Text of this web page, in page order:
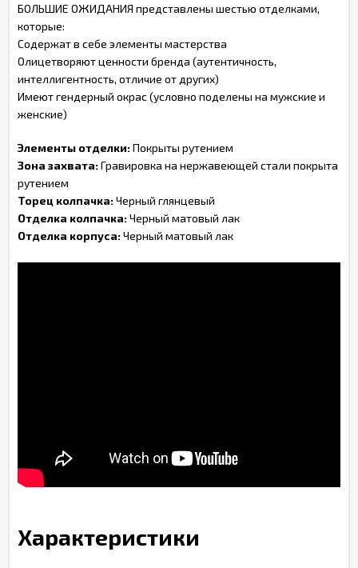
БОЛЬШИЕ ОЖИДАНИЯ представлены шестью отделками,
которые:
Содержат в себе элементы мастерства
Олицетворяют ценности бренда (аутентичность,
интеллигентность, отличие от других)
Имеют гендерный окрас (условно поделены на мужские и
женские)
Элементы отделки:Покрыты рутением
Зона захвата:Гравировка на нержавеющей стали покрыта
рутением
Торец колпачка:Черный глянцевый
Отделка колпачка:Черный матовый лак
Отделка корпуса:Черный матовый лак
Характеристики